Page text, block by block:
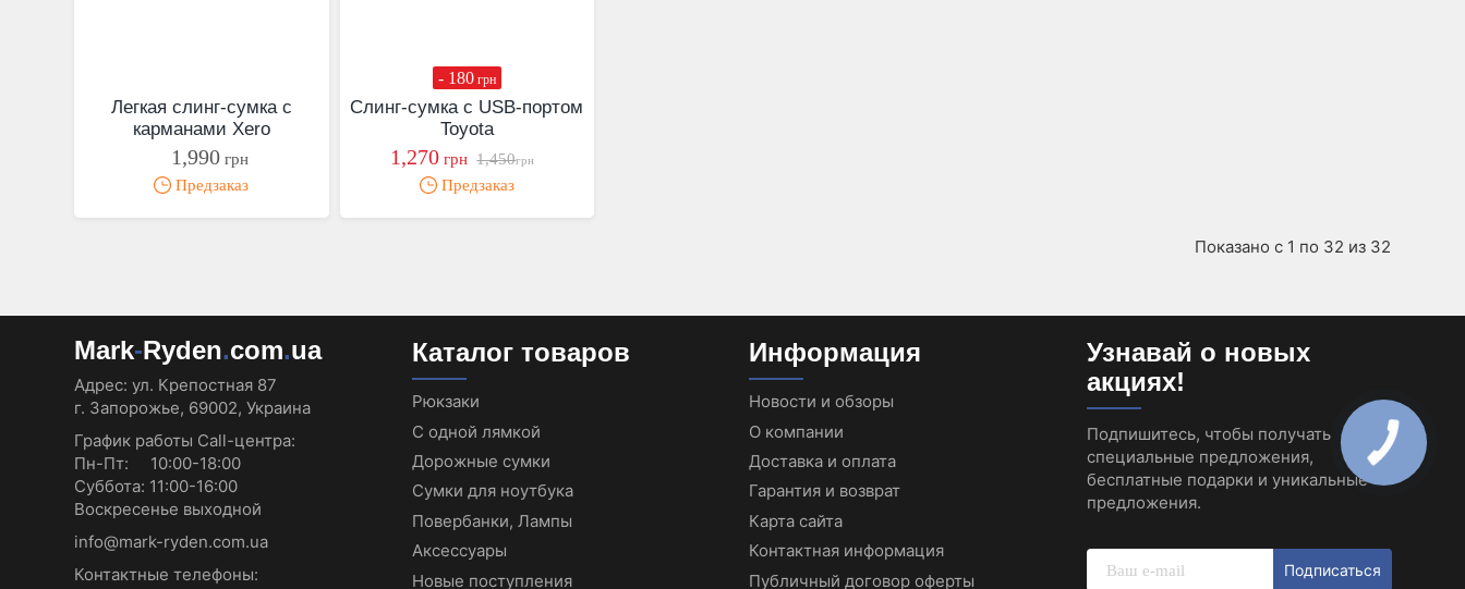
Легкая слинг-сумка с
карманами Xero
1,990 грн
Предзаказ
Cлинг-сумка с USB-портом
Toyota
1,270 грн 1,450грн
- 180грн
Предзаказ
Показано с 1 по 32 из 32
Mark-Ryden.com.ua
Адрес: ул. Крепостная 87
г. Запорожье, 69002, Украина
График работы Call-центра:
Пн-Пт: 10:00-18:00
Суббота: 11:00-16:00
Воскресенье выходной
info@mark-ryden.com.ua
Контактные телефоны:
Каталог товаров
Рюкзаки
С одной лямкой
Дорожные сумки
Сумки для ноутбука
Повербанки, Лампы
Аксессуары
Новые поступления
Информация
Новости и обзоры
О компании
Доставка и оплата
Гарантия и возврат
Карта сайта
Контактная информация
Публичный договор оферты
Узнавай о новых
акциях!
Подпишитесь, чтобы получать
специальные предложения,
бесплатные подарки и уникальные
предложения.
Подписаться